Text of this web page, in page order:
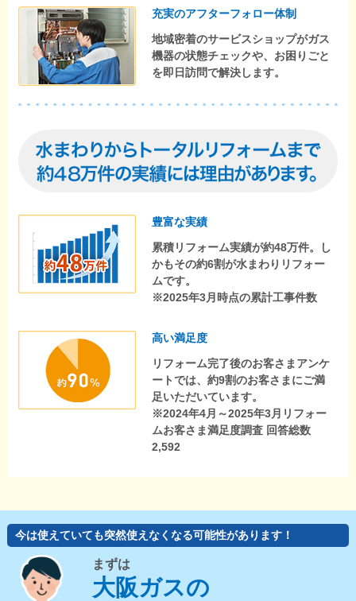
充実のアフターフォロー体制
地域密着のサービスショップがガス
機器の状態チェックや、お困りごと
を即日訪問で解決します。
豊富な実績
累積リフォーム実績が約48万件。し
かもその約6割が水まわりリフォー
ムです。
※2025年3月時点の累計工事件数
高い満足度
リフォーム完了後のお客さまアンケ
ートでは、約9割のお客さまにご満
足いただいています。
※2024年4月～2025年3月リフォー
ムお客さま満足度調査 回答総数
2,592
今は使えていても突然使えなくなる可能性があります！
まずは
大阪ガスの